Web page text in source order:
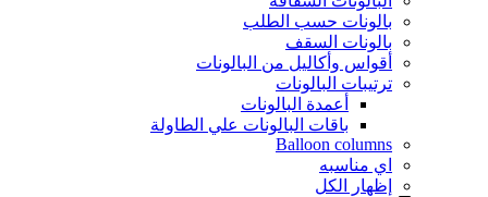
بالونات حسب الطلب
بالونات السقف
أقواس وأكاليل من البالونات
ترتيبات البالونات
أعمدة البالونات
باقات البالونات علي الطاولة
Balloon columns
اي مناسبه
إظهار الكل